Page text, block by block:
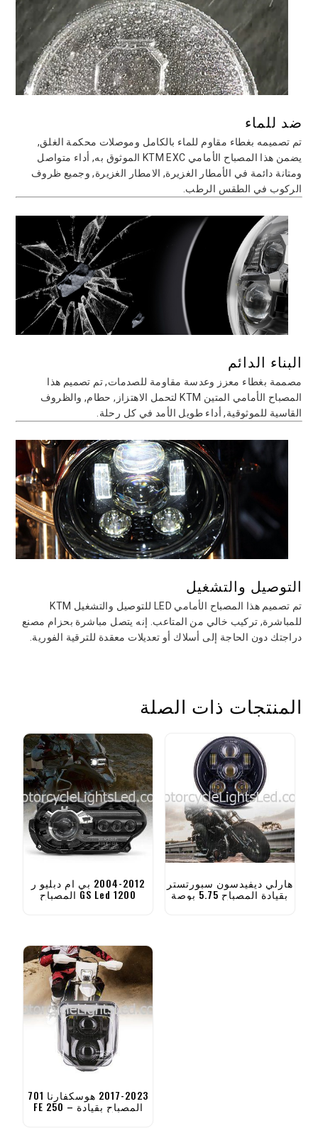
ضد للماء
تم تصميمه بغطاء مقاوم للماء بالكامل وموصلات محكمة الغلق,
يضمن هذا المصباح الأمامي KTM EXC الموثوق به, أداء متواصل
ومتانة دائمة في الأمطار الغزيرة, الامطار الغزيرة, وجميع ظروف
الركوب في الطقس الرطب.
البناء الدائم
مصممة بغطاء معزز وعدسة مقاومة للصدمات, تم تصميم هذا
المصباح الأمامي المتين KTM لتحمل الاهتزاز, حطام, والظروف
القاسية للموثوقية, أداء طويل الأمد في كل رحلة.
التوصيل والتشغيل
تم تصميم هذا المصباح الأمامي LED للتوصيل والتشغيل KTM
للمباشرة, تركيب خالي من المتاعب. إنه يتصل مباشرة بحزام مصنع
دراجتك دون الحاجة إلى أسلاك أو تعديلات معقدة للترقية الفورية.
المنتجات ذات الصلة
2004-2012 بي ام دبليو ر
1200 GS Led المصباح
هارلي ديفيدسون سبورتستر
بقيادة المصباح 5.75 بوصة
2017-2023 هوسكفارنا 701
المصباح بقيادة – FE 250